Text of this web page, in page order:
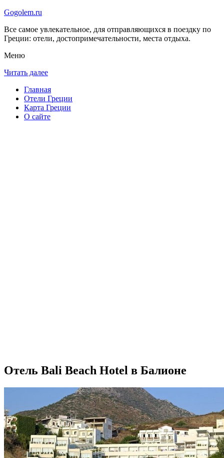
Gogolem.ru
Все самое увлекательное, для отправляющихся в поездку по
Греции: отели, достопримечательности, места отдыха.
Меню
Читать далее
Главная
Отели Греции
Карта Греции
О сайте
Отель Bali Beach Hotel в Балионе